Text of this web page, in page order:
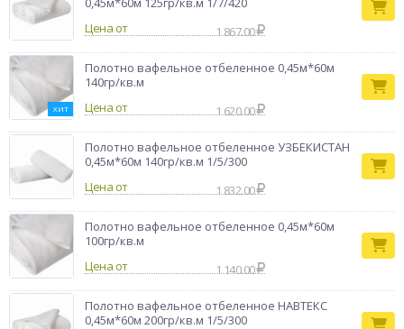
Цена от
1 867.00
ХИТ
Полотно вафельное отбеленное 0,45м*60м
140гр/кв.м
Цена от
1 620.00
Полотно вафельное отбеленное УЗБЕКИСТАН
0,45м*60м 140гр/кв.м 1/5/300
Цена от
1 832.00
Полотно вафельное отбеленное 0,45м*60м
100гр/кв.м
Цена от
1 140.00
Полотно вафельное отбеленное НАВТЕКС
0,45м*60м 200гр/кв.м 1/5/300